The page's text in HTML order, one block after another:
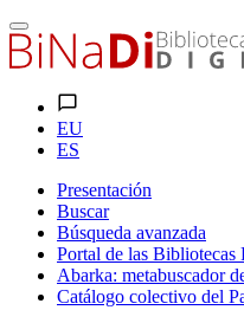
EU
ES
Presentación
Buscar
Búsqueda avanzada
Portal de las Bibliotecas
Abarka: metabuscador
Catálogo colectivo del